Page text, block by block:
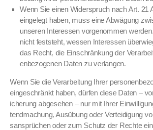
Wenn Sie einen Wider­spruch nach Art. 21
ein­gelegt haben, muss eine Abwä­gung
unseren Inter­essen vorgenom­men
nicht fest­ste­ht, wessen Inter­essen
das Recht, die Ein­schränkung der
en­be­zo­ge­nen Dat­en zu ver­lan­gen.
Wenn Sie die Ver­ar­beitung Ihrer
eingeschränkt haben, dür­fen diese Dat­en –
icherung abge­se­hen – nur mit Ihrer
tend­machung, Ausübung oder Vertei­di­gung
sansprüchen oder zum Schutz der Rechte